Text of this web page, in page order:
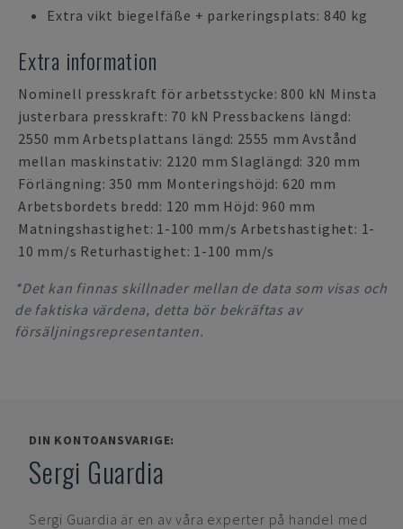
Extra vikt biegelfäße + parkeringsplats: 840 kg
Extra information
Nominell presskraft för arbetsstycke: 800 kN Minsta
justerbara presskraft: 70 kN Pressbackens längd:
2550 mm Arbetsplattans längd: 2555 mm Avstånd
mellan maskinstativ: 2120 mm Slaglängd: 320 mm
Förlängning: 350 mm Monteringshöjd: 620 mm
Arbetsbordets bredd: 120 mm Höjd: 960 mm
Matningshastighet: 1-100 mm/s Arbetshastighet: 1-
10 mm/s Returhastighet: 1-100 mm/s
*Det kan finnas skillnader mellan de data som visas och
de faktiska värdena, detta bör bekräftas av
försäljningsrepresentanten.
DIN KONTOANSVARIGE:
Sergi Guardia
Sergi Guardia är en av våra experter på handel med